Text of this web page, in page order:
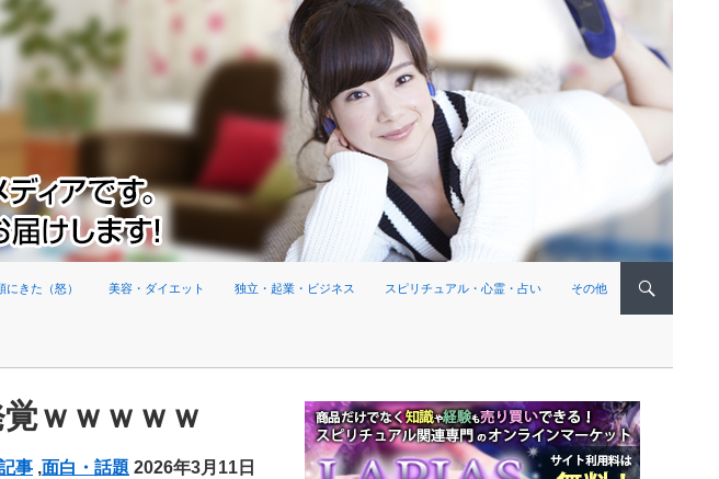
にきた（怒） 美容・ダイエット 独立・起業・ビジネス スピリチュアル・心霊・占い その他
ｗｗｗｗｗ
事 ,面白・話題 2026年3月11日